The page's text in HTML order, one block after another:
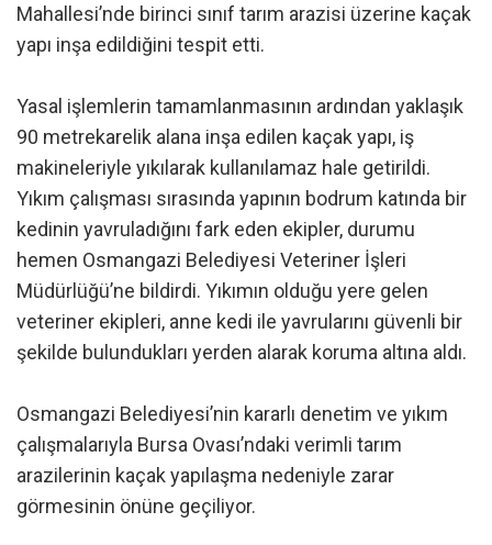
Mahallesi’nde birinci sınıf tarım arazisi üzerine kaçak
yapı inşa edildiğini tespit etti.
Yasal işlemlerin tamamlanmasının ardından yaklaşık
90 metrekarelik alana inşa edilen kaçak yapı, iş
makineleriyle yıkılarak kullanılamaz hale getirildi.
Yıkım çalışması sırasında yapının bodrum katında bir
kedinin yavruladığını fark eden ekipler, durumu
hemen Osmangazi Belediyesi Veteriner İşleri
Müdürlüğü’ne bildirdi. Yıkımın olduğu yere gelen
veteriner ekipleri, anne kedi ile yavrularını güvenli bir
şekilde bulundukları yerden alarak koruma altına aldı.
Osmangazi Belediyesi’nin kararlı denetim ve yıkım
çalışmalarıyla Bursa Ovası’ndaki verimli tarım
arazilerinin kaçak yapılaşma nedeniyle zarar
görmesinin önüne geçiliyor.